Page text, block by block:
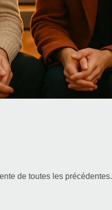
de toutes les précédentes.